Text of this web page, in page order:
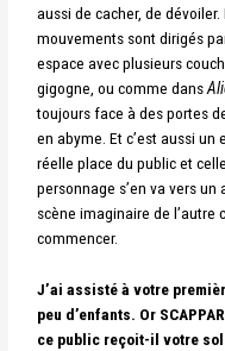
aussi de cacher, de dévoiler.
mouvements sont dirigés
espace avec plusieurs
gigogne,ou comme dans
toujours face à des portes
en abyme. Et c’est aussi
réelle place du public et
personnage s’en va vers un
scène imaginaire de l’autre
commencer.
J’ai assisté à votre
peu d’enfants. Or
ce public reçoit-il votre